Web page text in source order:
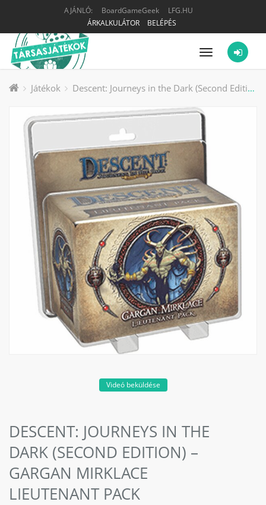
AJÁNLÓ: BoardGameGeek
LFG.HU
ÁRKALKULÁTOR
BELÉPÉS
Menü
Játékok Descent: Journeys in the Dark (Second Edition) – Gargan Mirklace Lieutenant Pack társasjáték kiegészítő
Videó beküldése
DESCENT: JOURNEYS IN THE
DARK (SECOND EDITION) –
GARGAN MIRKLACE
LIEUTENANT PACK